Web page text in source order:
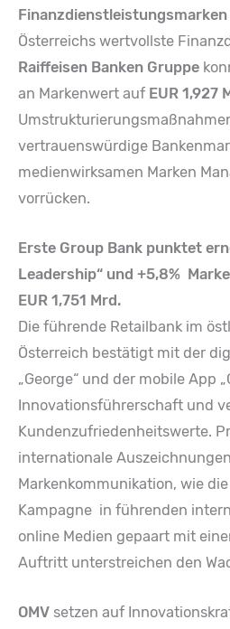
Finanzdienstleistungsmarken
Österreichs wertvollste
Raiffeisen Banken Gruppe
an Markenwert auf EUR 1,927
vertrauenswürdige
medienwirksamen Marken
vorrücken.
Erste Group Bank punktet
Leadership“ und +5,8%
EUR 1,751 Mrd.
Die führende Retailbank im
Österreich bestätigt mit der
„George“ und der mobile App
Innovationsführerschaft und
Kundenzufriedenheitswerte.
internationale
Markenkommunikation, wie
Kampagne in führenden
online Medien gepaart mit
Auftritt unterstreichen den
OMV setzen auf